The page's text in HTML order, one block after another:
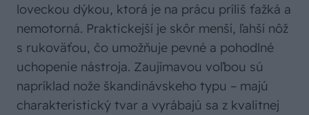
loveckou dýkou, ktorá je na prácu príliš ťažká a
nemotorná. Praktickejší je skôr menší, ľahší nôž
s rukoväťou, čo umožňuje pevné a pohodlné
uchopenie nástroja. Zaujímavou voľbou sú
napríklad nože škandinávskeho typu – majú
charakteristický tvar a vyrábajú sa z kvalitnej